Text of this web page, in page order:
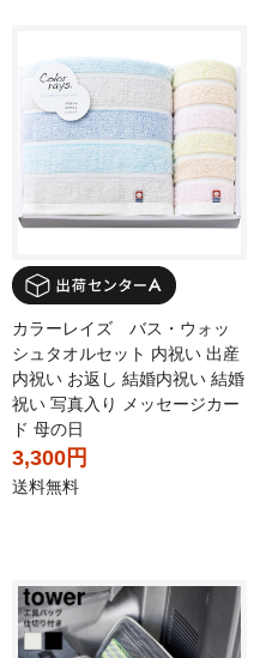
カラーレイズ バス・ウォッ
シュタオルセット 内祝い 出産
内祝い お返し 結婚内祝い 結婚
祝い 写真入り メッセージカー
ド 母の日
3,300円
送料無料